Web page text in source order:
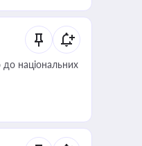
до національних